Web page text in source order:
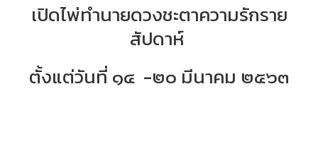
เปิดไพ่ทำนายดวงชะตาความรักราย
สัปดาห์
ตั้งแต่วันที่ ๑๔ -๒๐ มีนาคม ๒๕๖๓